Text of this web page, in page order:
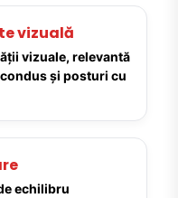
vizuală
vizuale, relevantă
și posturi cu
echilibru